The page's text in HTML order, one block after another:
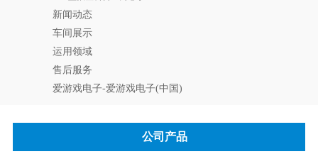
新闻动态
车间展示
运用领域
售后服务
爱游戏电子-爱游戏电子(中国)
公司产品